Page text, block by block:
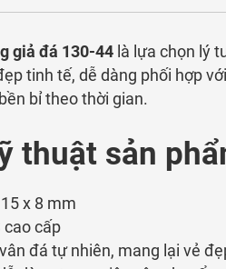
giả đá 130-44 là lựa chọn lý
tinh tế, dễ dàng phối hợp
bỉ theo thời gian.
thuật sản
x 8 mm
cao cấp
đá tự nhiên, mang lại vẻ